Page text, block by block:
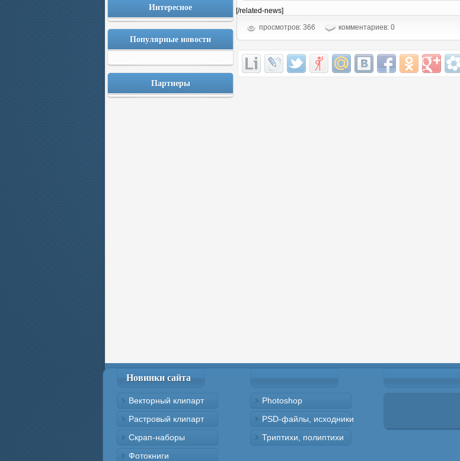
Интересное
Популярные новости
Партнеры
[/related-news]
просмотров: 366
комментариев: 0
Новинки сайта
Векторный клипарт
Растровый клипарт
Скрап-наборы
Фотокниги
Photoshop
PSD-файлы, исходники
Триптихи, полиптихи